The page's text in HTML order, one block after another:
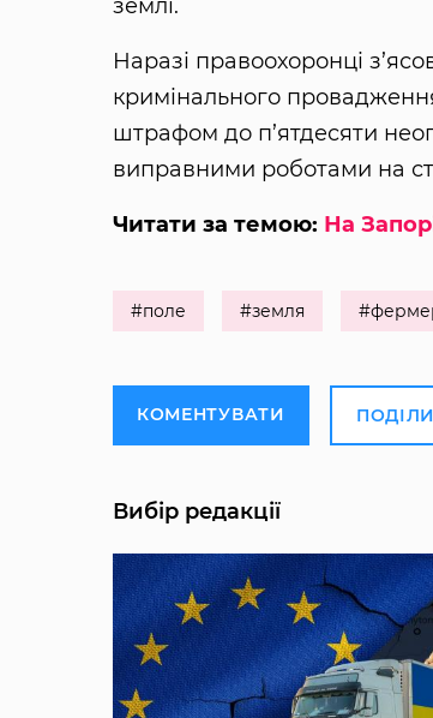
землі.
Наразі правоохоронці
кримінального
штрафом до п’ятдесяти
виправними роботами на
Читати за темою: На
#поле #земля
КОМЕНТУВАТИ
Вибір редакції